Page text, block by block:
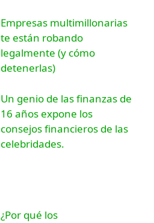
Empresas multimillonarias
te están robando
legalmente (y cómo
detenerlas)
Un genio de las finanzas de
16 años expone los
consejos financieros de las
celebridades.
¿Por qué los